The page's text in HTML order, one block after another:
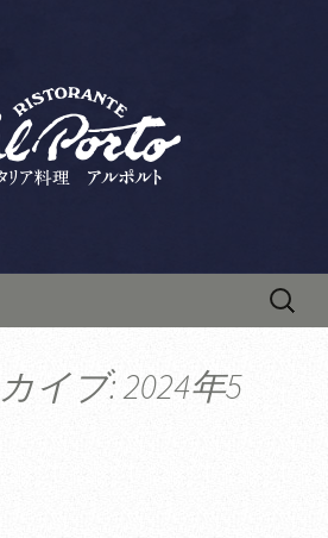
のイタリアン「リ
アルポルト」の新
料理店です。上質な空
ート、接待にもおすす
最新情報やお料理教室
検
イブ: 2024年5